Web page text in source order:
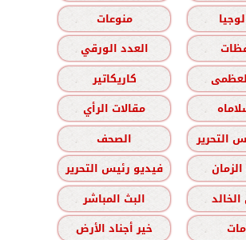
منوعات
العدد الورقي
كاريكاتير
مقالات الرأي
التحرير
الصحف
فيديو رئيس التحرير
الخالد
البث المباشر
خير أجناد الأرض